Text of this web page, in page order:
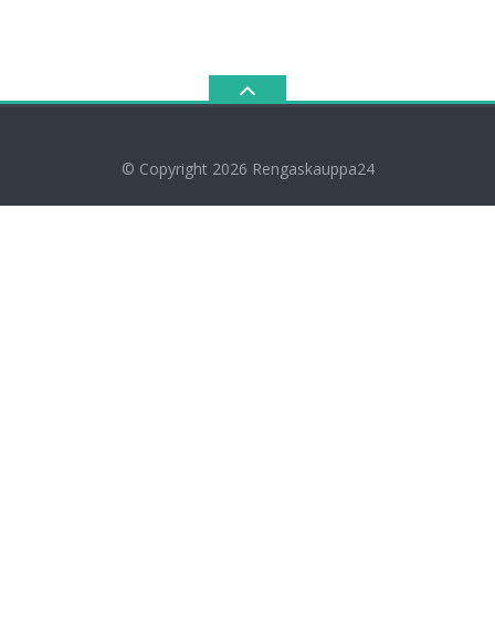
© Copyright 2026 Rengaskauppa24